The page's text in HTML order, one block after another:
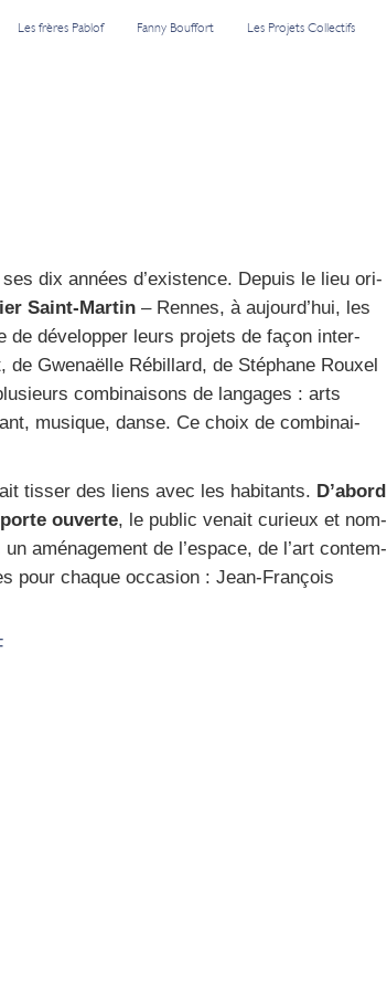
Les frères Pablof Fanny Bouffort Les Projets Collectifs
dix années d’existence. Depuis le lieu ori­
Saint-Mar­tin – Rennes, à aujourd’hui, les
de déve­lop­per leurs pro­jets de façon inter-
Gwe­naëlle Rébillard, de Sté­phane Rouxel
com­bi­nai­sons de lan­gages : arts
musique, danse. Ce choix de com­bi­nai­
tis­ser des liens avec les habi­tants. D’abord
ouverte, le public venait curieux et nom­
amé­na­ge­ment de l’espace, de l’art contem­
pour chaque occa­sion : Jean-Fran­çois